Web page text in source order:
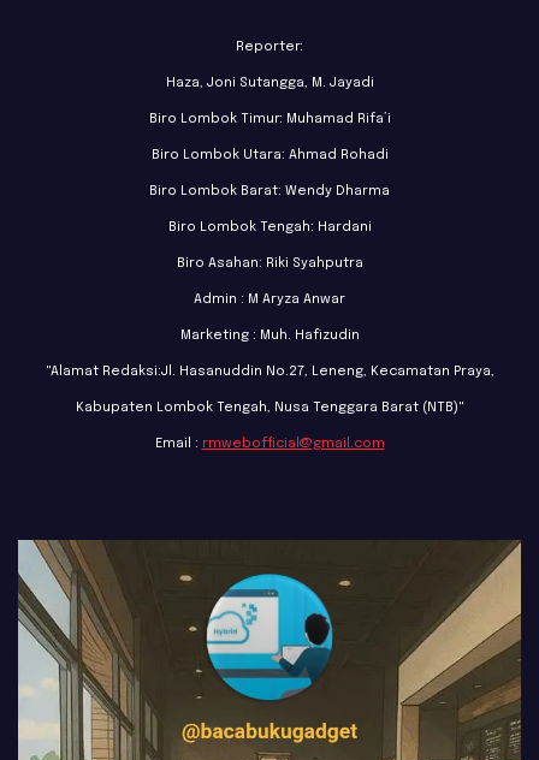
Reporter:
Haza, Joni Sutangga, M. Jayadi
Biro Lombok Timur: Muhamad Rifa’i
Biro Lombok Utara: Ahmad Rohadi
Biro Lombok Barat: Wendy Dharma
Biro Lombok Tengah: Hardani
Biro Asahan: Riki Syahputra
Admin : M Aryza Anwar
Marketing : Muh. Hafizudin
"Alamat Redaksi:Jl. Hasanuddin No.27, Leneng, Kecamatan Praya,
Kabupaten Lombok Tengah, Nusa Tenggara Barat (NTB)"
Email : rmwebofficial@gmail.com